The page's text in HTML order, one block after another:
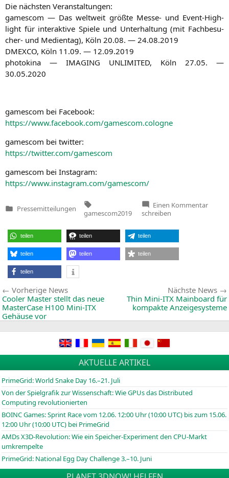
Die nächs­ten Veranstaltungen:
games­com — Das welt­weit größ­te Mes­se- und Event-High­
light für inter­ak­ti­ve Spie­le und Unter­hal­tung (mit Fach­be­su­
cher- und Medi­en­tag), Köln 20.08. — 24.08.2019
DMEXCO, Köln 11.09. — 12.09.2019
pho­to­ki­na — IMAGING UNLIMITED, Köln 27.05. —
30.05.2020
games­com bei Facebook:
https://www.facebook.com/gamescom.cologne
games­com bei twitter:
https://twitter.com/gamescom
games­com bei Instagram:
https://www.instagram.com/gamescom/
Veröffentlicht
Pressemitteilungen
gamescom2019
Einen Kommentarzu
schreiben
teilen teilen teilen
teilen teilen teilen
teilen
Beitragsnavigation
Vorherige NewsVorherige
News:
Cooler Master stellt das neue
MasterCase H100 Mini-ITX
Gehäuse vor
Nächste News
Thin Mini-ITX Mainboard für
kompakte Anzeigesysteme
AKTUELLE ARTIKEL
PrimeGrid: World Snake Day 16.–21. Juli
Von der Spielgrafik zur Wissenschaft: Wie GPUs das Distributed
Computing revolutionierten
BOINCGames: Sprint Race vom 12.06. 12:00 Uhr (10:00 UTC) bis zum 15.06.
12:00 Uhr (10:00 UTC) bei PrimeGrid
AMDs X3D-Revolution: Wie ein Speicher-Experiment den CPU-Markt
umkrempelte
PrimeGrid: National Egg Day Challenge 3.–10. Juni